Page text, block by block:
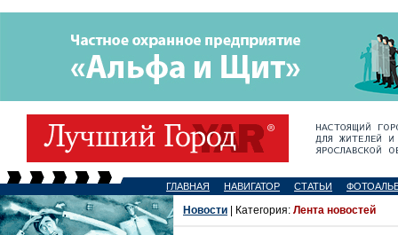
ГЛАВНАЯ НАВИГАТОР СТАТЬИ
Новости | Категория: Лента новостей